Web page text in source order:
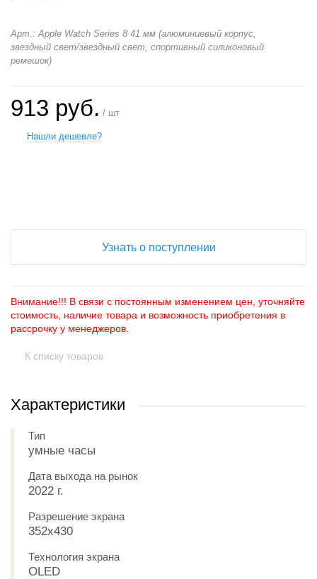
Арт.: Apple Watch Series 8 41 мм (алюминиевый корпус,
звездный свет/звездный свет, спортивный силиконовый
ремешок)
913 руб. / шт
Нашли дешевле?
Узнать о поступлении
Внимание!!! В связи с постоянным изменением цен, уточняйте
стоимость, наличие товара и возможность приобретения в
рассрочку у менеджеров.
К списку товаров
Характеристики
Тип
умные часы
Дата выхода на рынок
2022 г.
Разрешение экрана
352х430
Технология экрана
OLED